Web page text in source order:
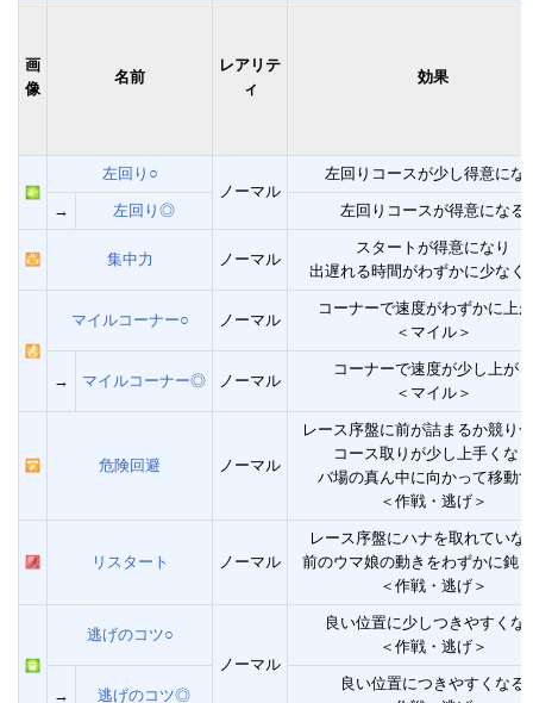
画
像
名前
レアリテ
ィ
効果
左回り○
ノーマル
左回りコースが少し得意にな
→ 左回り◎ 左回りコースが得意になる
集中力 ノーマル
スタートが得意になり
出遅れる時間がわずかに少なく
マイルコーナー○ ノーマル
コーナーで速度がわずかに上
＜マイル＞
→ マイルコーナー◎ ノーマル
コーナーで速度が少し上がる
＜マイル＞
危険回避 ノーマル
レース序盤に前が詰まるか競り
コース取りが少し上手くなり
バ場の真ん中に向かって移動
＜作戦・逃げ＞
リスタート ノーマル
レース序盤にハナを取れていな
前のウマ娘の動きをわずかに鈍
＜作戦・逃げ＞
逃げのコツ○
ノーマル
良い位置に少しつきやすくな
＜作戦・逃げ＞
→ 逃げのコツ◎
良い位置につきやすくなる